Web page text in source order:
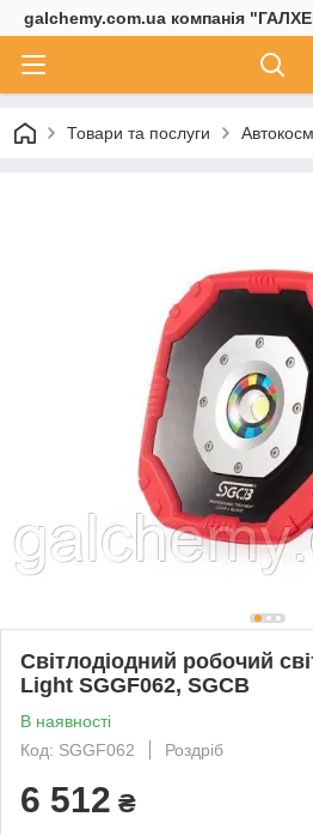
galchemy.com.ua компанія
Товари та послуги
Світлодіодний робочий
Light SGGF062, SGCB
В наявності
Код: SGGF062
Роздріб
6 512 ₴